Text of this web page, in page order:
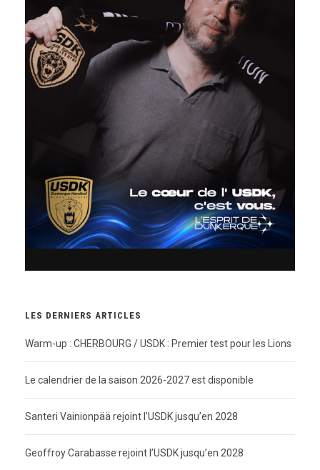
LES DERNIERS ARTICLES
Warm-up : CHERBOURG / USDK : Premier test pour les Lions
Le calendrier de la saison 2026-2027 est disponible
Santeri Vainionpää rejoint l’USDK jusqu’en 2028
Geoffroy Carabasse rejoint l’USDK jusqu’en 2028